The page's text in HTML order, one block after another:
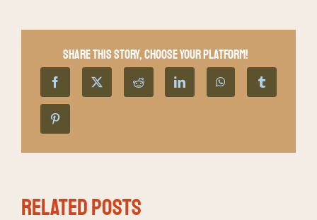
Share This Story, Choose Your Platform!
Related Posts